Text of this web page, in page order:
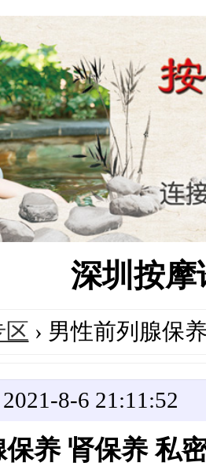
深圳按
区 › 男性前列腺保
8-6 21:11:52
保养 肾保养 私